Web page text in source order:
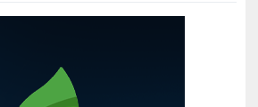
Stop